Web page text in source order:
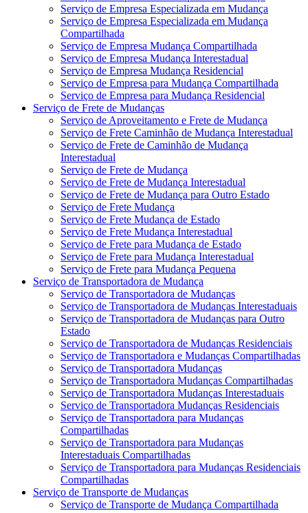
Serviço de Empresa Especializada em Mudança
Serviço de Empresa Especializada em Mudança
Compartilhada
Serviço de Empresa Mudança Compartilhada
Serviço de Empresa Mudança Interestadual
Serviço de Empresa Mudança Residencial
Serviço de Empresa para Mudança Compartilhada
Serviço de Empresa para Mudança Residencial
Serviço de Frete de Mudanças
Serviço de Aproveitamento e Frete de Mudança
Serviço de Frete Caminhão de Mudança Interestadual
Serviço de Frete de Caminhão de Mudança
Interestadual
Serviço de Frete de Mudança
Serviço de Frete de Mudança Interestadual
Serviço de Frete de Mudança para Outro Estado
Serviço de Frete Mudança
Serviço de Frete Mudança de Estado
Serviço de Frete Mudança Interestadual
Serviço de Frete para Mudança de Estado
Serviço de Frete para Mudança Interestadual
Serviço de Frete para Mudança Pequena
Serviço de Transportadora de Mudança
Serviço de Transportadora de Mudanças
Serviço de Transportadora de Mudanças Interestaduais
Serviço de Transportadora de Mudanças para Outro
Estado
Serviço de Transportadora de Mudanças Residenciais
Serviço de Transportadora e Mudanças Compartilhadas
Serviço de Transportadora Mudanças
Serviço de Transportadora Mudanças Compartilhadas
Serviço de Transportadora Mudanças Interestaduais
Serviço de Transportadora Mudanças Residenciais
Serviço de Transportadora para Mudanças
Compartilhadas
Serviço de Transportadora para Mudanças
Interestaduais Compartilhadas
Serviço de Transportadora para Mudanças Residenciais
Compartilhadas
Serviço de Transporte de Mudanças
Serviço de Transporte de Mudança Compartilhada